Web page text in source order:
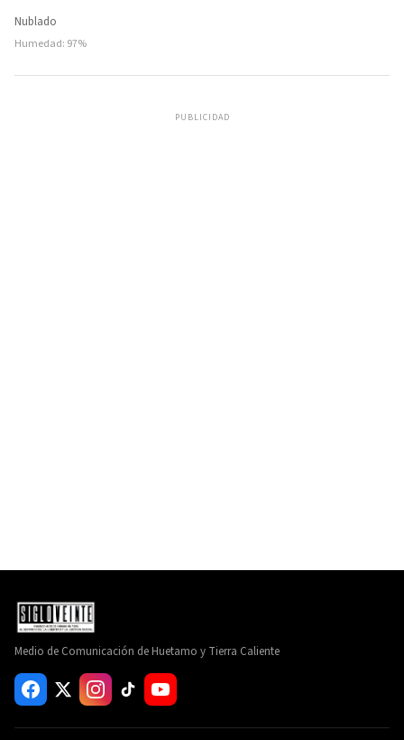
Nublado
Humedad: 97%
PUBLICIDAD
Medio de Comunicación de Huetamo y Tierra Caliente